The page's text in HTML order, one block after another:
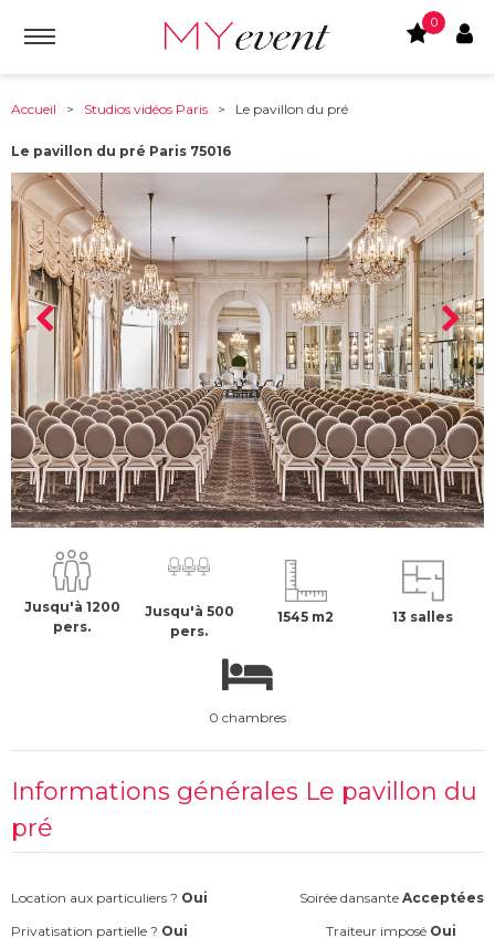
0
Accueil > Studios vidéos Paris > Le pavillon du pré
Le pavillon du pré Paris 75016
75016-Paris À partir de :
140 €H.T
Jusqu'à 1200
pers.
Jusqu'à 500
pers.
1545 m2 13 salles
0 chambres
Informations générales Le pavillon du
pré
Location aux particuliers ? Oui Soirée dansante Acceptées
Privatisation partielle ? Oui Traiteur imposé Oui